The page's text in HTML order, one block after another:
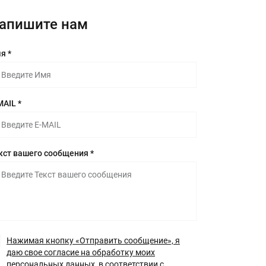
нам
*
*
вашего сообщения *
Нажимая кнопку «Отправить сообщение», я
даю свое согласие на обработку моих